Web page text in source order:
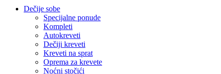
Dečije sobe
Specijalne ponude
Kompleti
Autokreveti
Dečiji kreveti
Kreveti na sprat
Oprema za krevete
Noćni stočići